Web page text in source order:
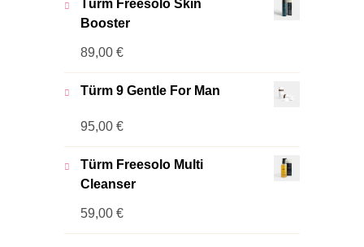
Türm Freesolo Skin
Booster
89,00 €
Türm 9 Gentle For Man
95,00 €
Türm Freesolo Multi
Cleanser
59,00 €